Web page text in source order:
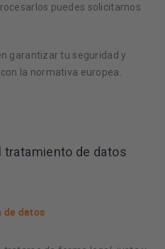
puedes solicitarnos
garantizar tu seguridad y
la normativa europea.
tratamiento de datos
de datos